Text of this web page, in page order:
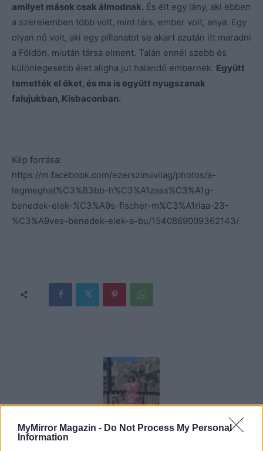
MyMirror Magazin - Do Not Process My Personal
Information
amilyet mások csak álmodnak. És élt egy lány, aki ebben
a szerelemben több volt, mint társ, ember volt, anya. Egy
olyan nő volt, aki egy pillanatot se akart azután itt maradni
a Földön, miután társa elment. Talán ennél szebb és
különlegesebb élet aligha jut halandó embernek. Együtt
temették el őket, és ma is együtt nyugszanak
falujukban, Kisbaconban.
Kép forrása:
https://m.facebook.com/ezerszinuvilag/photos/a-
legmeghat%C3%B3bb-h%C3%A1zass%C3%A1g-
benedek-elek-%C3%A9s-fischer-m%C3%A1riaa-23-
%C3%A9ves-benedek-elek-a-bu/1540869009362143/